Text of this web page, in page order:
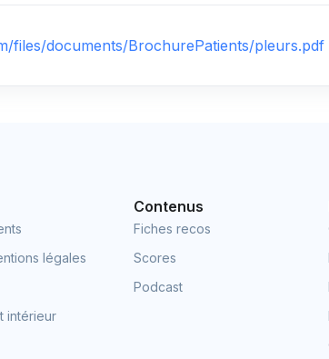
files/documents/BrochurePatients/pleurs.pdf
légales
intérieur
Contenus
Fiches recos
Scores
Podcast